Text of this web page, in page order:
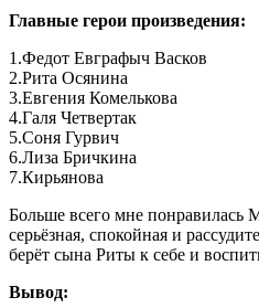
Главные герои произведения:
1.Федот Евграфыч Васков
2.Рита Осянина
3.Евгения Комелькова
4.Галя Четвертак
5.Соня Гурвич
6.Лиза Бричкина
7.Кирьянова
Больше всего мне понравилась
серьёзная, спокойная и
берёт сына Риты к себе и
Вывод: